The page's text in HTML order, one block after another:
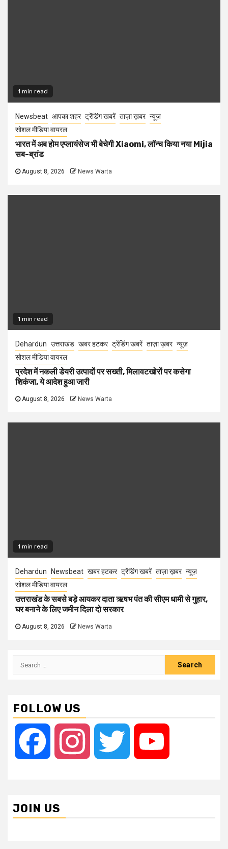
1 min read
Newsbeat आपका शहर ट्रेंडिंग खबरें ताज़ा ख़बर न्यूज़
सोशल मीडिया वायरल
भारत में अब होम एप्लायंसेज भी बेचेगी Xiaomi, लॉन्च किया नया Mijia
सब-ब्रांड
August 8, 2026 News Warta
1 min read
Dehardun उत्तराखंड खबर हटकर ट्रेंडिंग खबरें ताज़ा ख़बर न्यूज़
सोशल मीडिया वायरल
प्रदेश में नकली डेयरी उत्पादों पर सख्ती, मिलावटखोरों पर कसेगा
शिकंजा, ये आदेश हुआ जारी
August 8, 2026 News Warta
1 min read
Dehardun Newsbeat खबर हटकर ट्रेंडिंग खबरें ताज़ा ख़बर न्यूज़
सोशल मीडिया वायरल
उत्तराखंड के सबसे बड़े आयकर दाता ऋषभ पंत की सीएम धामी से गुहार,
घर बनाने के लिए जमीन दिला दो सरकार
August 8, 2026 News Warta
Search
FOLLOW US
Facebook Instagram Twitter
JOIN US